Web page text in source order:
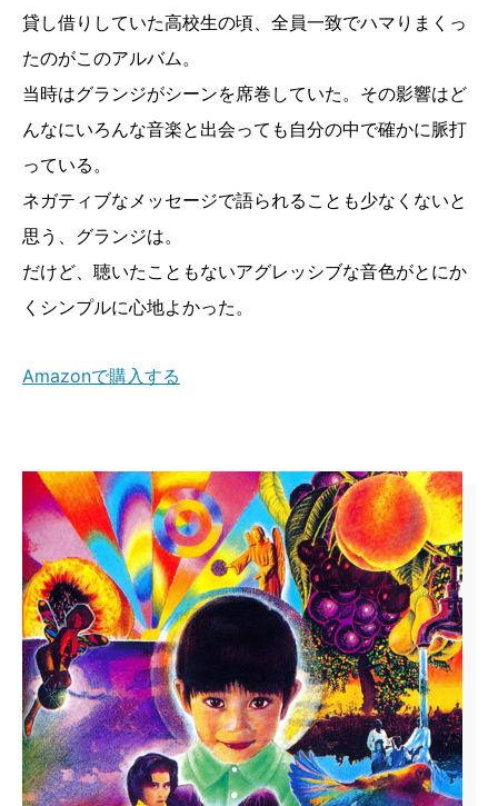
貸し借りしていた高校生の頃、全員一致でハマりまくっ
たのがこのアルバム。
当時はグランジがシーンを席巻していた。その影響はど
んなにいろんな音楽と出会っても自分の中で確かに脈打
っている。
ネガティブなメッセージで語られることも少なくないと
思う、グランジは。
だけど、聴いたこともないアグレッシブな音色がとにか
くシンプルに心地よかった。
Amazonで購入する